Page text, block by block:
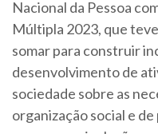
Nacional da Pessoa
Múltipla 2023, que
somar para construir
desenvolvimento de
sociedade sobre as
organização social e